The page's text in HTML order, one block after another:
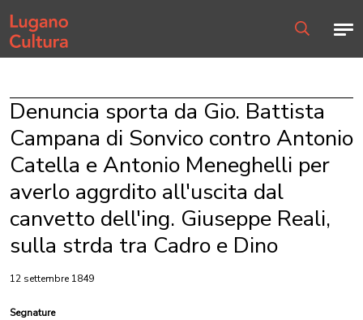
Home page
Denuncia sporta da Gio. Battista
Campana di Sonvico contro Antonio
Catella e Antonio Meneghelli per
averlo aggrdito all'uscita dal
canvetto dell'ing. Giuseppe Reali,
sulla strda tra Cadro e Dino
12 settembre 1849
Segnature